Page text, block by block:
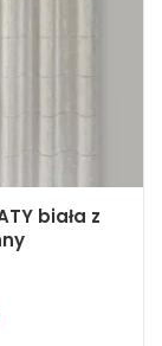
biała z